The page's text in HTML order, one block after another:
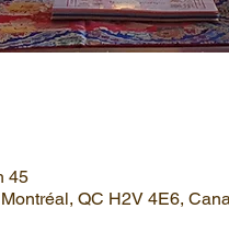
45
QC H2V 4E6,